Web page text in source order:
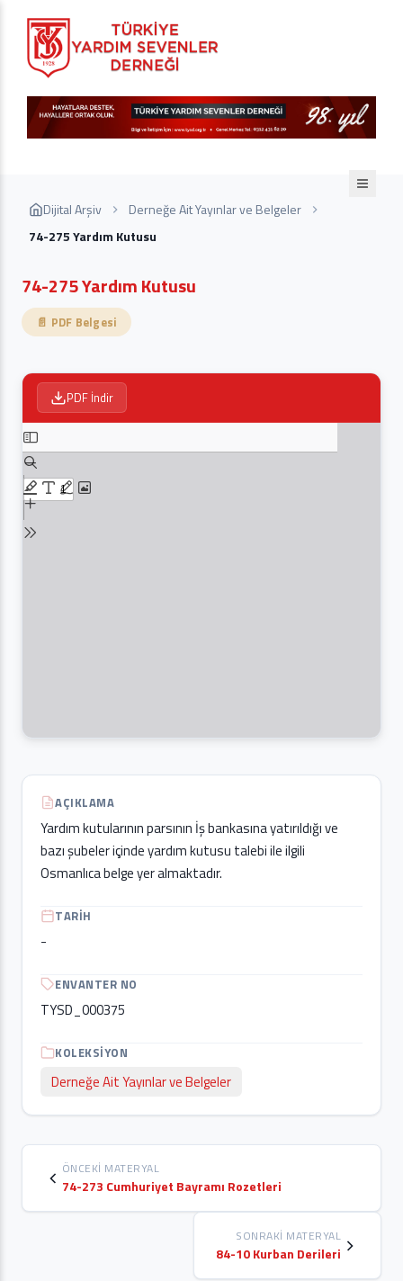
Dijital Arşiv
Derneğe Ait Yayınlar ve Belgeler
74-275 Yardım Kutusu
74-275 Yardım Kutusu
📄 PDF Belgesi
PDF İndir
AÇIKLAMA
Yardım kutularının parsının İş bankasına yatırıldığı ve
bazı şubeler içinde yardım kutusu talebi ile ilgili
Osmanlıca belge yer almaktadır.
TARIH
-
ENVANTER NO
TYSD_000375
KOLEKSIYON
Derneğe Ait Yayınlar ve Belgeler
ÖNCEKI MATERYAL
74-273 Cumhuriyet Bayramı Rozetleri
SONRAKI MATERYAL
84-10 Kurban Derileri